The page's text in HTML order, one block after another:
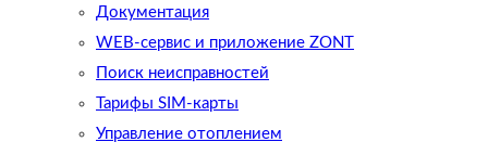
Документация
WEB-сервис и приложение ZONT
Поиск неисправностей
Тарифы SIM-карты
Управление отоплением